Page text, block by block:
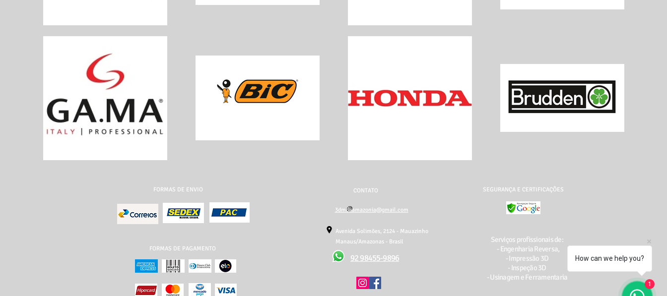
FORMAS DE ENVIO
FORMAS DE PAGAMENTO
CONTATO
3dmdaamazonia@gmail.com
Manaus/Amazonas - Brasil
Avenida Solimões, 2124 - Mauazinho
92 98455-9896
SEGURANÇA E CERTIFICAÇÕES
Serviços profissionais de:
- Engenharia Reversa,
- Impressão 3D
- Inspeção 3D
- Usinagem e Ferramentaria
How can we help you?
1